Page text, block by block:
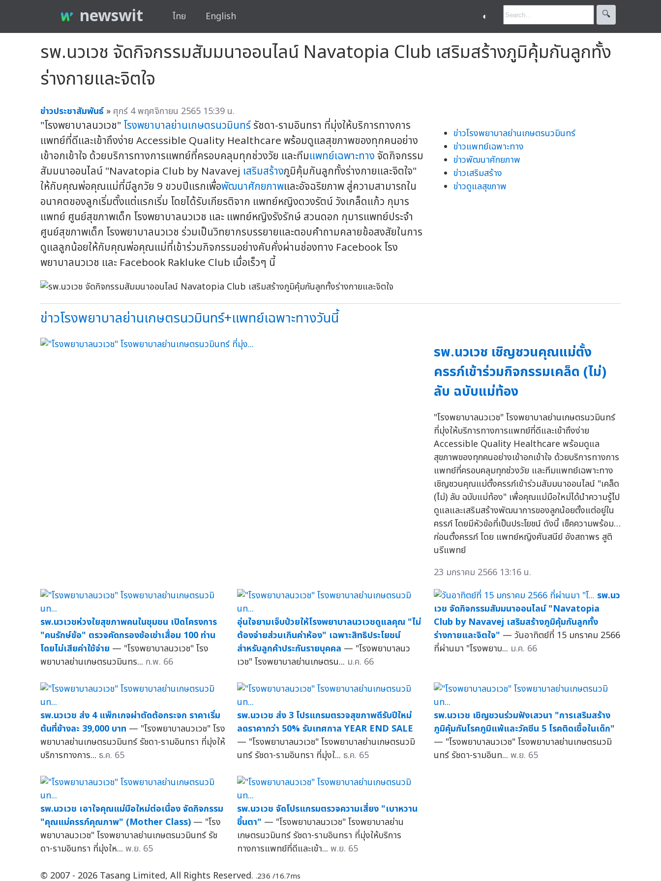
newswit ไทย English ◐ 🔍︎
รพ.นวเวช จัดกิจกรรมสัมมนาออนไลน์ Navatopia Club เสริมสร้างภูมิคุ้มกันลูกทั้ง
ร่างกายและจิตใจ
ข่าวประชาสัมพันธ์ » ศุกร์ 4 พฤศจิกายน 2565 15:39 น.
"โรงพยาบาลนวเวช" โรงพยาบาลย่านเกษตรนวมินทร์รัชดา-รามอินทรา ที่มุ่งให้บริการทางการ
แพทย์ที่ดีและเข้าถึงง่าย Accessible Quality Healthcare พร้อมดูแลสุขภาพของทุกคนอย่าง
เข้าอกเข้าใจ ด้วยบริการทางการแพทย์ที่ครอบคลุมทุกช่วงวัย และทีมแพทย์เฉพาะทางจัดกิจกรรม
สัมมนาออนไลน์ "Navatopia Club by Navavej เสริมสร้างภูมิคุ้มกันลูกทั้งร่างกายและจิตใจ"
ให้กับคุณพ่อคุณแม่ที่มีลูกวัย 9 ขวบปีแรกเพื่อพัฒนาศักยภาพและอัจฉริยภาพ สู่ความสามารถใน
อนาคตของลูกเริ่มตั้งแต่แรกเริ่ม โดยได้รับเกียรติจาก แพทย์หญิงดวงรัตน์ วังเกล็ดแก้ว กุมาร
แพทย์ ศูนย์สุขภาพเด็ก โรงพยาบาลนวเวช และ แพทย์หญิงรังรักษ์ สวนดอก กุมารแพทย์ประจำ
ศูนย์สุขภาพเด็ก โรงพยาบาลนวเวช ร่วมเป็นวิทยากรบรรยายและตอบคำถามคลายข้อสงสัยในการ
ดูแลลูกน้อยให้กับคุณพ่อคุณแม่ที่เข้าร่วมกิจกรรมอย่างคับคั่งผ่านช่องทาง Facebook โรง
พยาบาลนวเวช และ Facebook Rakluke Club เมื่อเร็วๆ นี้
ข่าวโรงพยาบาลย่านเกษตรนวมินทร์
ข่าวแพทย์เฉพาะทาง
ข่าวพัฒนาศักยภาพ
ข่าวเสริมสร้าง
ข่าวดูแลสุขภาพ
ข่าวโรงพยาบาลย่านเกษตรนวมินทร์+แพทย์เฉพาะทางวันนี้
รพ.นวเวช เชิญชวนคุณแม่ตั้ง
ครรภ์เข้าร่วมกิจกรรมเคล็ด (ไม่)
ลับ ฉบับแม่ท้อง
"โรงพยาบาลนวเวช" โรงพยาบาลย่านเกษตรนวมินทร์
ที่มุ่งให้บริการทางการแพทย์ที่ดีและเข้าถึงง่าย
Accessible Quality Healthcare พร้อมดูแล
สุขภาพของทุกคนอย่างเข้าอกเข้าใจ ด้วยบริการทางการ
แพทย์ที่ครอบคลุมทุกช่วงวัย และทีมแพทย์เฉพาะทาง
เชิญชวนคุณแม่ตั้งครรภ์เข้าร่วมสัมมนาออนไลน์ "เคล็ด
(ไม่) ลับ ฉบับแม่ท้อง" เพื่อคุณแม่มือใหม่ได้นำความรู้ไป
ดูแลและเสริมสร้างพัฒนาการของลูกน้อยตั้งแต่อยู่ใน
ครรภ์ โดยมีหัวข้อที่เป็นประโยชน์ ดังนี้ เช็คความพร้อม…
ก่อนตั้งครรภ์ โดย แพทย์หญิงศันสนีย์ อังสถาพร สูติ
นรีแพทย์
23 มกราคม 2566 13:16 น.
รพ.นวเวชห่วงใยสุขภาพคนในชุมชน เปิดโครงการ
"คนรักษ์ข้อ" ตรวจคัดกรองข้อเข่าเสื่อม 100 ท่าน
โดยไม่เสียค่าใช้จ่าย — "โรงพยาบาลนวเวช" โรง
พยาบาลย่านเกษตรนวมินทร... ก.พ. 66
อุ่นใจยามเจ็บป่วยให้โรงพยาบาลนวเวชดูแลคุณ "ไม่
ต้องจ่ายส่วนเกินค่าห้อง" เฉพาะสิทธิประโยชน์
สำหรับลูกค้าประกันรายบุคคล — "โรงพยาบาลนว
เวช" โรงพยาบาลย่านเกษตรน... ม.ค. 66
รพ.นว
เวช จัดกิจกรรมสัมมนาออนไลน์ "Navatopia
Club by Navavej เสริมสร้างภูมิคุ้มกันลูกทั้ง
ร่างกายและจิตใจ" — วันอาทิตย์ที่ 15 มกราคม 2566
ที่ผ่านมา "โรงพยาบ... ม.ค. 66
รพ.นวเวช ส่ง 4 แพ็กเกจผ่าตัดต้อกระจก ราคาเริ่ม
ต้นที่ข้างละ 39,000 บาท — "โรงพยาบาลนวเวช" โรง
พยาบาลย่านเกษตรนวมินทร์ รัชดา-รามอินทรา ที่มุ่งให้
บริการทางการ... ธ.ค. 65
รพ.นวเวช ส่ง 3 โปรแกรมตรวจสุขภาพดีรับปีใหม่
ลดราคากว่า 50% รับเทศกาล YEAR END SALE
— "โรงพยาบาลนวเวช" โรงพยาบาลย่านเกษตรนวมิ
นทร์ รัชดา-รามอินทรา ที่มุ่งใ... ธ.ค. 65
รพ.นวเวช เชิญชวนร่วมฟังเสวนา "การเสริมสร้าง
ภูมิคุ้มกันโรคภูมิแพ้และวัคซีน 5 โรคติดเชื้อในเด็ก"
— "โรงพยาบาลนวเวช" โรงพยาบาลย่านเกษตรนวมิ
นทร์ รัชดา-รามอินท... พ.ย. 65
รพ.นวเวช เอาใจคุณแม่มือใหม่ต่อเนื่อง จัดกิจกรรม
"คุณแม่ครรภ์คุณภาพ" (Mother Class) — "โรง
พยาบาลนวเวช" โรงพยาบาลย่านเกษตรนวมินทร์ รัช
ดา-รามอินทรา ที่มุ่งให... พ.ย. 65
รพ.นวเวช จัดโปรแกรมตรวจความเสี่ยง "เบาหวาน
ขึ้นตา" — "โรงพยาบาลนวเวช" โรงพยาบาลย่าน
เกษตรนวมินทร์ รัชดา-รามอินทรา ที่มุ่งให้บริการ
ทางการแพทย์ที่ดีและเข้า... พ.ย. 65
© 2007 - 2026 Tasang Limited, All Rights Reserved. .236 /16.7ms